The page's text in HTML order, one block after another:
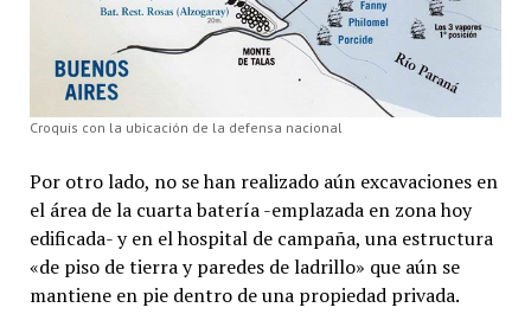
Croquis con la ubicación de la defensa nacional
Por otro lado, no se han realizado aún excavaciones en
el área de la cuarta batería -emplazada en zona hoy
edificada- y en el hospital de campaña, una estructura
«de piso de tierra y paredes de ladrillo» que aún se
mantiene en pie dentro de una propiedad privada.